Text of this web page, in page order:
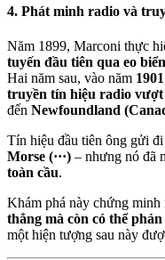
4. Phát minh radio và
Năm 1899, Marconi thực
tuyến đầu tiên qua eo
Hai năm sau, vào năm 1901
truyền tín hiệu radio
đến Newfoundland
Tín hiệu đầu tiên ông gửi
Morse (···) – nhưng nó đã
toàn cầu.
Khám phá này chứng minh
thẳng mà còn có thể
một hiện tượng sau này